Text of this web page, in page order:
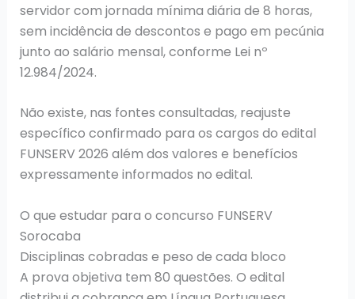
servidor com jornada mínima diária de 8 horas,
sem incidência de descontos e pago em pecúnia
junto ao salário mensal, conforme Lei nº
12.984/2024.
Não existe, nas fontes consultadas, reajuste
específico confirmado para os cargos do edital
FUNSERV 2026 além dos valores e benefícios
expressamente informados no edital.
O que estudar para o concurso FUNSERV
Sorocaba
Disciplinas cobradas e peso de cada bloco
A prova objetiva tem 80 questões. O edital